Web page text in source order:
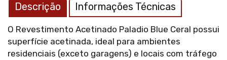
Descrição Informações Técnicas
O Revestimento Acetinado Paladio Blue Ceral possui
superfície acetinada, ideal para ambientes
residenciais (exceto garagens) e locais com tráfego